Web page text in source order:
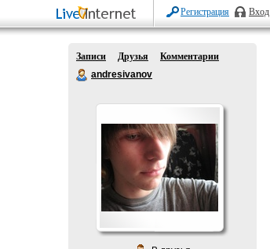
Регистрация Вход
Записи Друзья
Комментарии
andresivanov